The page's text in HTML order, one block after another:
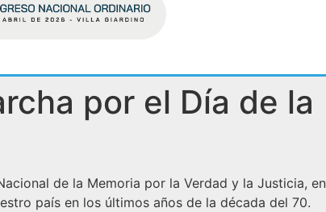
por el Día de la
de la Memoria por la Verdad y la Justicia, en
país en los últimos años de la década del 70.